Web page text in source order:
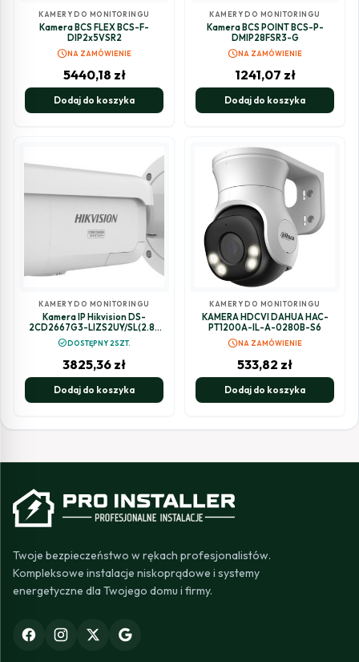
KAMERY DO MONITORINGU
Kamera BCS FLEX BCS-F-
DIP2x5VSR2
scheduleNA ZAMÓWIENIE
5440,18 zł
Dodaj do koszyka
KAMERY DO MONITORINGU
Kamera BCS POINT BCS-P-
DMIP28FSR3-G
scheduleNA ZAMÓWIENIE
1241,07 zł
Dodaj do koszyka
KAMERY DO MONITORINGU
Kamera IP Hikvision DS-
2CD2667G3-LIZS2UY/SL(2.8-
check_circleDOSTĘPNY 2SZT.
3825,36 zł
Dodaj do koszyka
KAMERY DO MONITORINGU
KAMERA HDCVI DAHUA HAC-
PT1200A-IL-A-0280B-S6
scheduleNA ZAMÓWIENIE
533,82 zł
Dodaj do koszyka
Twoje bezpieczeństwo w rękach profesjonalistów.
Kompleksowe instalacje niskoprądowe i systemy
energetyczne dla Twojego domu i firmy.